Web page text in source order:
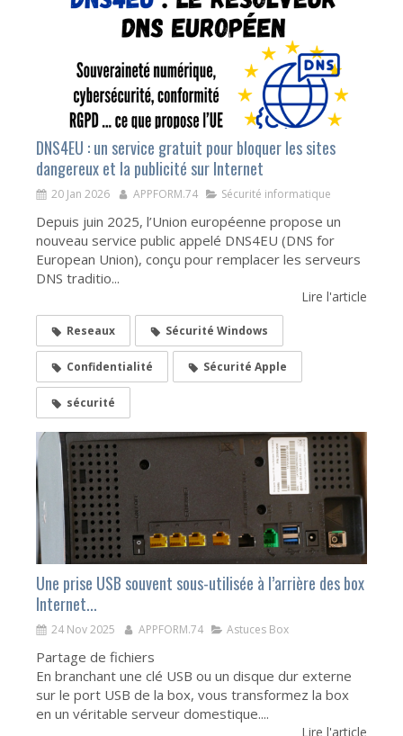
DNS4EU : un service gratuit pour bloquer les sites
dangereux et la publicité sur Internet
20 Jan 2026 APPFORM.74 Sécurité informatique
Depuis juin 2025, l’Union européenne propose un
nouveau service public appelé DNS4EU (DNS for
European Union), conçu pour remplacer les serveurs
DNS traditio...
Lire l'article
Reseaux Sécurité Windows
Confidentialité Sécurité Apple
sécurité
Une prise USB souvent sous-utilisée à l’arrière des box
Internet...
24 Nov 2025 APPFORM.74 Astuces Box
Partage de fichiers
En branchant une clé USB ou un disque dur externe
sur le port USB de la box, vous transformez la box
en un véritable serveur domestique....
Lire l'article